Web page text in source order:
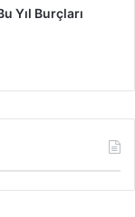
Yıl Burçları